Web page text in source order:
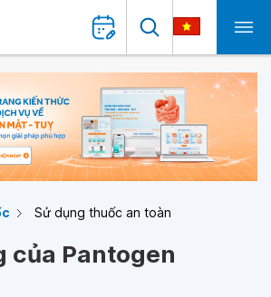
Sử dụng thuốc an toàn
của Pantogen